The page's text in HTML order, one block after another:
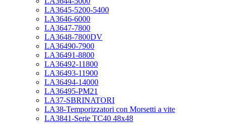
LA3645-5200-5400
LA3646-6000
LA3647-7800
LA3648-7800DV
LA36490-7900
LA36491-8800
LA36492-11800
LA36493-11900
LA36494-14000
LA36495-PM21
LA37-SBRINATORI
LA38-Temporizzatori con Morsetti a vite
LA3841-Serie TC40 48x48